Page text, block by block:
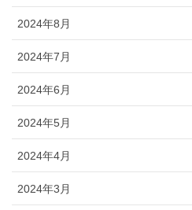
2024年8月
2024年7月
2024年6月
2024年5月
2024年4月
2024年3月